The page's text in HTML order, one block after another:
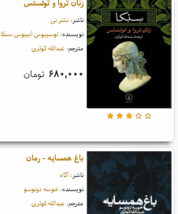
زنان تروا و توئستس
ناشر: نشر نی
نویسنده: لوسییوس آنییوس سنکا
مترجم: عبدالله کوثری
۶۸۰,۰۰۰ تومان
باغ همسایه - رمان
ناشر: آگاه
نویسنده: خوسه دونوسو
مترجم: عبدالله کوثری